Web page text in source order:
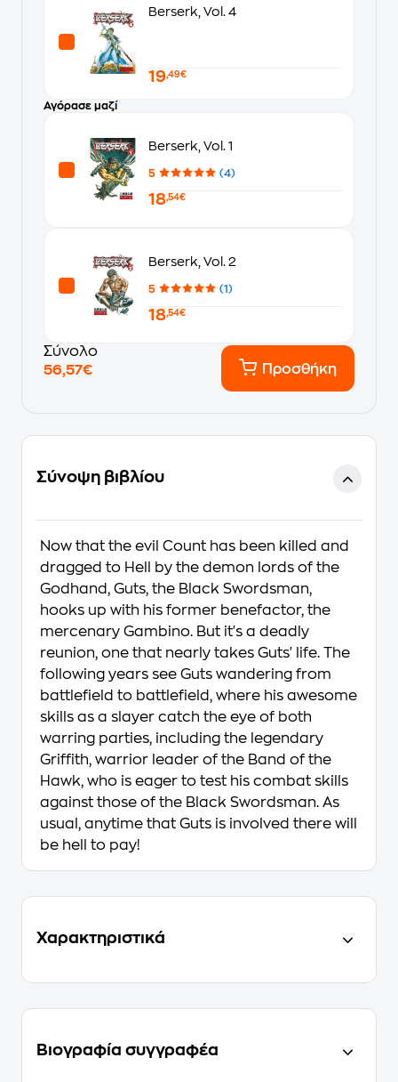
Berserk, Vol. 4
19,49€
Αγόρασε μαζί
Berserk, Vol. 1
5 (4)
18,54€
Berserk, Vol. 2
5 (1)
18,54€
Σύνολο
56,57€
Προσθήκη
Σύνοψη βιβλίου
Now that the evil Count has been killed and
dragged to Hell by the demon lords of the
Godhand, Guts, the Black Swordsman,
hooks up with his former benefactor, the
mercenary Gambino. But it's a deadly
reunion, one that nearly takes Guts' life. The
following years see Guts wandering from
battlefield to battlefield, where his awesome
skills as a slayer catch the eye of both
warring parties, including the legendary
Griffith, warrior leader of the Band of the
Hawk, who is eager to test his combat skills
against those of the Black Swordsman. As
usual, anytime that Guts is involved there will
be hell to pay!
Χαρακτηριστικά
Βιογραφία συγγραφέα